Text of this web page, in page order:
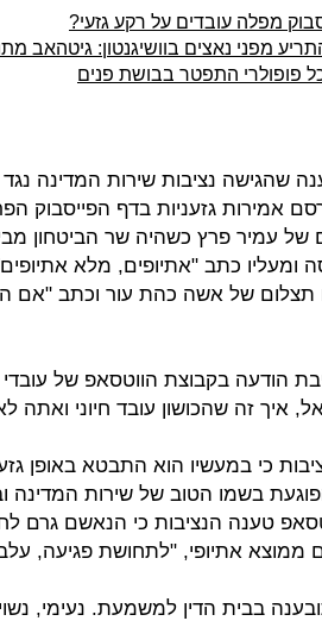
מפלה עובדים על רקע גזעי?
מפני נאצים בוושיגנטון: גיטהאב
פופולרי התפטר בבושת פנים
שהגישה נציבות שירות המדינה נגד
אמירות גזעניות בדף הפייסבוק
של עמיר פרץ כשהיה שר הביטחון
כתב "אתיופים, מלא
תצלום של אשה כהת עור וכתב "אם
הודעה בקבוצת הווטסאפ של
איך זה שהכושון עובד חיוני ואתה
כי במעשיו הוא התבטא באופן
בשמו הטוב של שירות המדינה
טענה הנציבות כי הנאשם גרם
ממוצא אתיופי, "לתחושת פגיעה,
בבית הדין למשמעת. נעימי,